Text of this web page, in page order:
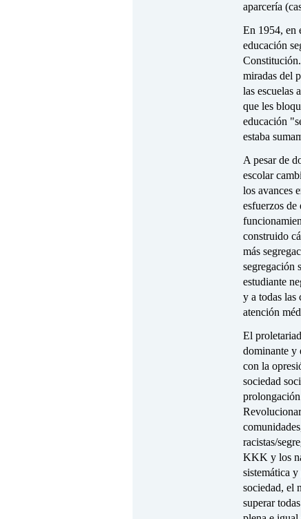
aparcería
En 1954, en
educación
miradas del
las escuelas
que les
educación
estaba
A pesar de
escolar
los avances
esfuerzos
construido
más
segregación
estudiante
y a todas las
atención
El
dominante y
con la
sociedad
racistas/
KKK y los
sistemática
sociedad, el
superar